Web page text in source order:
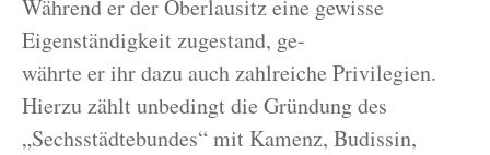
Während er der Oberlausitz eine gewisse
Eigenständigkeit zugestand, ge-
währte er ihr dazu auch zahlreiche Privilegien.
Hierzu zählt unbedingt die Gründung des
„Sechsstädtebundes“ mit Kamenz, Budissin,